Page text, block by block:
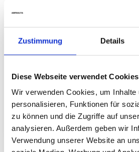
Zustimmung Details
Diese Webseite verwendet Cookies
Wir verwenden Cookies, um Inhalte
personalisieren, Funktionen für
zu können und die Zugriffe auf
analysieren. Außerdem geben wir
Verwendung unserer Website an
Veröffentlichungen 28. März 2006
Ilgeroth, Sprecher Fachgruppe 3
Berlin erschienen im
Berlin, Nr. 3/06, S. 54 – 56 Beitrag
Details